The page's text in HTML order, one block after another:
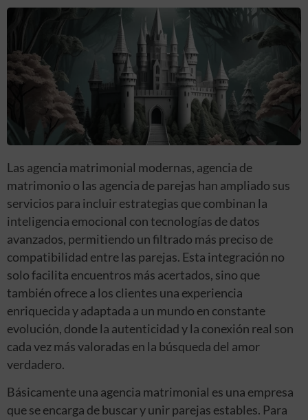
Las agencia matrimonial modernas, agencia de
matrimonio o las agencia de parejas han ampliado sus
servicios para incluir estrategias que combinan la
inteligencia emocional con tecnologías de datos
avanzados, permitiendo un filtrado más preciso de
compatibilidad entre las parejas. Esta integración no
solo facilita encuentros más acertados, sino que
también ofrece a los clientes una experiencia
enriquecida y adaptada a un mundo en constante
evolución, donde la autenticidad y la conexión real son
cada vez más valoradas en la búsqueda del amor
verdadero.
Básicamente una agencia matrimonial es una empresa
que se encarga de buscar y unir parejas estables. Para